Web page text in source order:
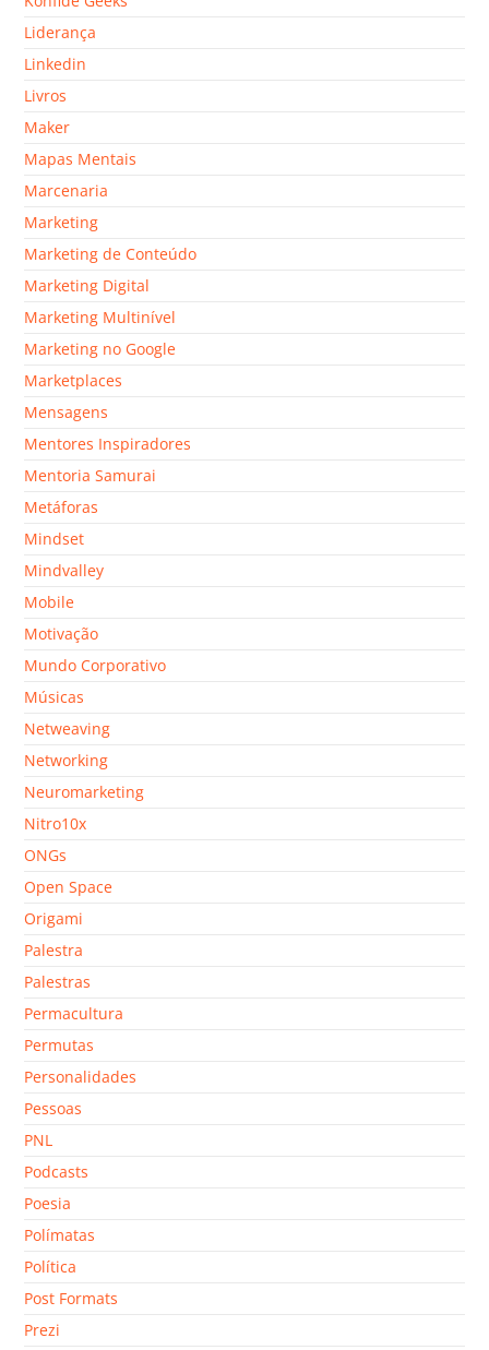
Liderança
Linkedin
Livros
Maker
Mapas Mentais
Marcenaria
Marketing
Marketing de Conteúdo
Marketing Digital
Marketing Multinível
Marketing no Google
Marketplaces
Mensagens
Mentores Inspiradores
Mentoria Samurai
Metáforas
Mindset
Mindvalley
Mobile
Motivação
Mundo Corporativo
Músicas
Netweaving
Networking
Neuromarketing
Nitro10x
ONGs
Open Space
Origami
Palestra
Palestras
Permacultura
Permutas
Personalidades
Pessoas
PNL
Podcasts
Poesia
Polímatas
Política
Post Formats
Prezi